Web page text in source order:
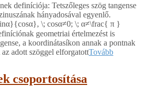
definíciója: Tetszőleges szög tangense
hányadosával egyenlő.
\; cosα≠0; \; α≠\frac{ π }
geometriai értelmezést is
a koordinátasíkon annak a pontnak
adott szöggel elforgatottTovább
csoportosítása